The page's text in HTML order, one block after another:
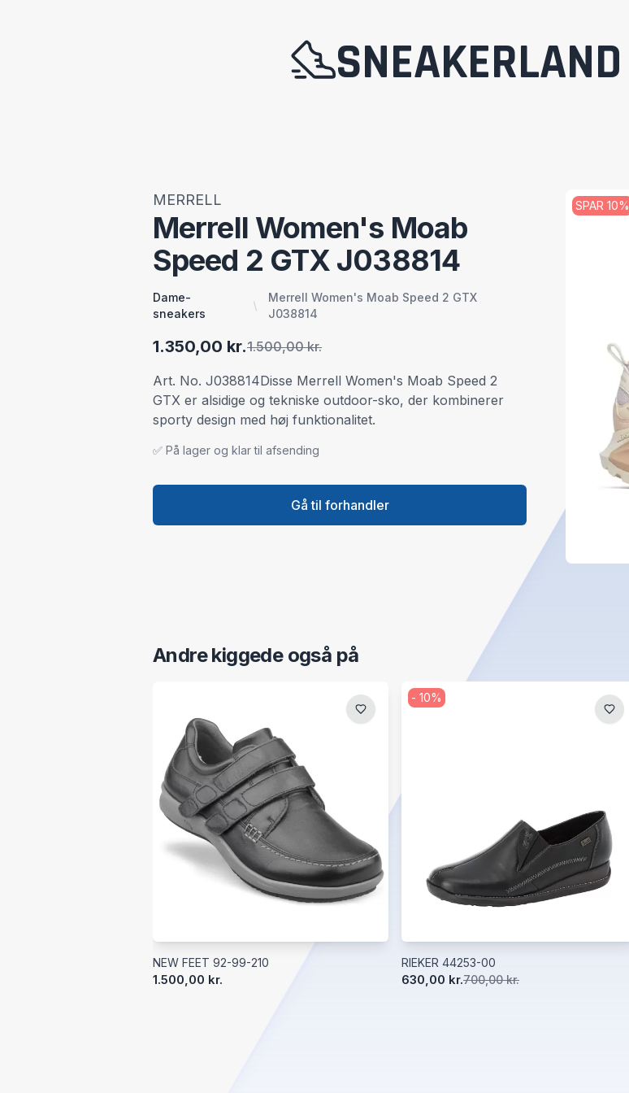
SNEAKERLAND
MERRELL
Merrell Women's Moab
Speed 2 GTX J038814
Dame-
sneakers
Merrell Women's Moab Speed 2 GTX
J038814
1.350,00 kr.1.500,00 kr.
Art. No. J038814Disse Merrell Women's Moab Speed 2
GTX er alsidige og tekniske outdoor-sko, der kombinerer
sporty design med høj funktionalitet.
✅ På lager og klar til afsending
Gå til forhandler
SPAR 10%
Andre kiggede også på
NEW FEET 92-99-210
1.500,00 kr.
- 10%
RIEKER 44253-00
630,00 kr.700,00 kr.